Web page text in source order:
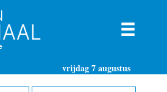
vrijdag 7 augustus